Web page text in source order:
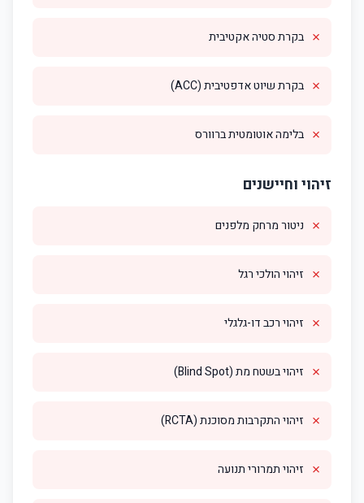
✗ בקרת סטיה אקטיבית
✗ בקרת שיוט אדפטיבית (ACC)
✗ בלימה אוטומטית ברוורס
זיהוי וחיישנים
✗ ניטור מרחק מלפנים
✗ זיהוי הולכי רגל
✗ זיהוי רכב דו-גלגלי
✗ זיהוי בשטח מת (Blind Spot)
✗ זיהוי התקרבות מסוכנת (RCTA)
✗ זיהוי תמרורי תנועה